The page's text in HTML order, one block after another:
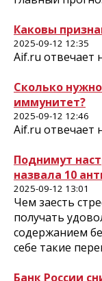
Каковы
2025-09-12 12:35
Aif.ru отвечает
Сколько
иммунитет?
2025-09-12 12:46
Aif.ru отвечает
Поднимут
назвала 10
2025-09-12 13:01
Чем заесть
получать
содержанием
себе такие
Банк России